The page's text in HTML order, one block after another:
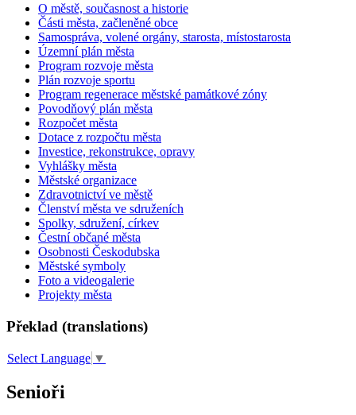
O městě, současnost a historie
Části města, začleněné obce
Samospráva, volené orgány, starosta, místostarosta
Územní plán města
Program rozvoje města
Plán rozvoje sportu
Program regenerace městské památkové zóny
Povodňový plán města
Rozpočet města
Dotace z rozpočtu města
Investice, rekonstrukce, opravy
Vyhlášky města
Městské organizace
Zdravotnictví ve městě
Členství města ve sdruženích
Spolky, sdružení, církev
Čestní občané města
Osobnosti Českodubska
Městské symboly
Foto a videogalerie
Projekty města
Překlad (translations)
Select Language ▼
Senioři